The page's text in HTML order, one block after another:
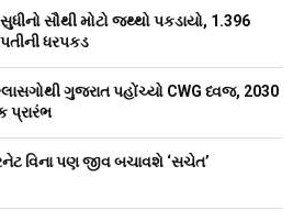
C
સૌથી મોટો જથ્થો પકડાયો, 1.396
ધરપકડ
ગુજરાત પહોંચ્યો CWG ધ્વજ, 2030
પ્રારંભ
વિના પણ જીવ બચાવશે ‘સચેત’